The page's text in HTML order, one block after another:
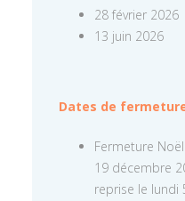
28 février 2026
13 juin 2026
Dates de
Fermeture
19 décembre
reprise le lundi